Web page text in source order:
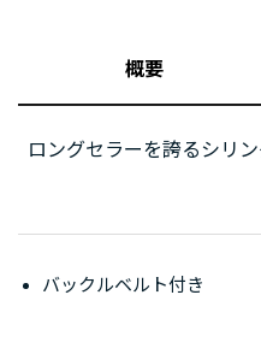
概要
ロングセラーを誇るシリン
バックルベルト付き